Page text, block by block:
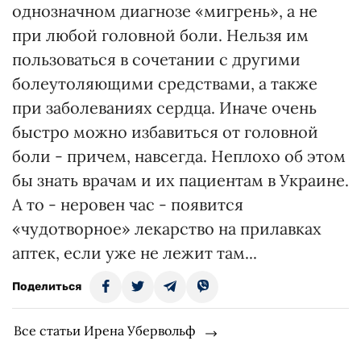
однозначном диагнозе «мигрень», а не
при любой головной боли. Нельзя им
пользоваться в сочетании с другими
болеутоляющими средствами, а также
при заболеваниях сердца. Иначе очень
быстро можно избавиться от головной
боли - причем, навсегда. Неплохо об этом
бы знать врачам и их пациентам в Украине.
А то - неровен час - появится
«чудотворное» лекарство на прилавках
аптек, если уже не лежит там...
Поделиться
Все статьи Ирена Убервольф